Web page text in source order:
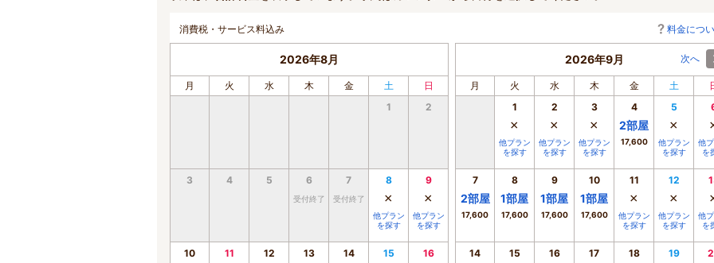
消費税・サービス料込み 料金につ
2026年8月
月 火 水 木 金 土
日
1
2
3 4 5 6
受付終了
7
受付終了
8
×
他プラン
を探す
9
×
他プラン
を探す
10 11 12 13 14 15 16
2026年9月 次へ
月 火 水 木 金 土
1
×
他プラン
を探す
2
×
他プラン
を探す
3
×
他プラン
を探す
4
2部屋
17,600
5
×
他プラン
を探す
他
を
7
2部屋
17,600
8
1部屋
17,600
9
1部屋
17,600
10
1部屋
17,600
11
×
他プラン
を探す
12
×
他プラン
を探す
他
を
14 15 16 17 18 19